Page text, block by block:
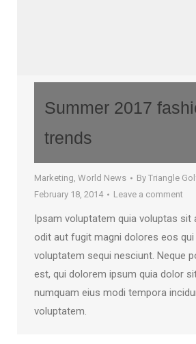
Summer 2017
trends
Marketing World News By Triangle
February 18, 2014
Leave a comment
Ipsam voluptatem quia voluptas sit
odit aut fugit magni dolores eos qui
voluptatem sequi nesciunt. Neque
est, qui dolorem ipsum quia dolor
numquam eius modi tempora
voluptatem.